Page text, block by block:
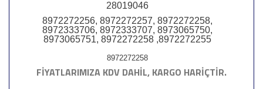
28019046
8972272256, 8972272257, 8972272258,
8972333706, 8972333707, 8973065750,
8973065751, 8972272258 ,8972272255
8972272258
FİYATLARIMIZA KDV DAHİL, KARGO HARİÇTİR.